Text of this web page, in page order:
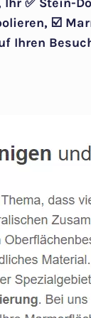
☑️
Ihren